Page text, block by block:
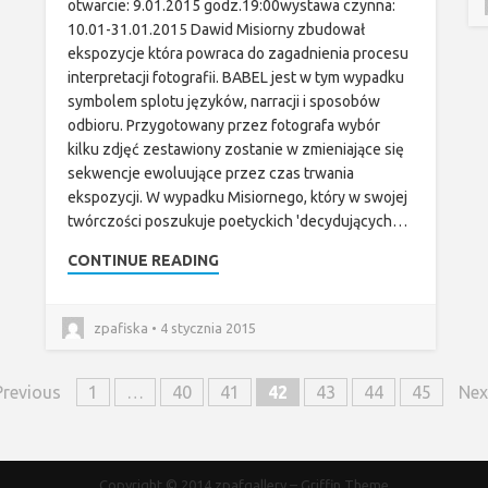
otwarcie: 9.01.2015 godz.19:00wystawa czynna:
10.01-31.01.2015 Dawid Misiorny zbudował
ekspozycje która powraca do zagadnienia procesu
interpretacji fotografii. BABEL jest w tym wypadku
symbolem splotu języków, narracji i sposobów
odbioru. Przygotowany przez fotografa wybór
kilku zdjęć zestawiony zostanie w zmieniające się
sekwencje ewoluujące przez czas trwania
ekspozycji. W wypadku Misiornego, który w swojej
twórczości poszukuje poetyckich 'decydujących…
CONTINUE READING
zpafiska • 4 stycznia 2015
1 … 40 41 42 43 44 45